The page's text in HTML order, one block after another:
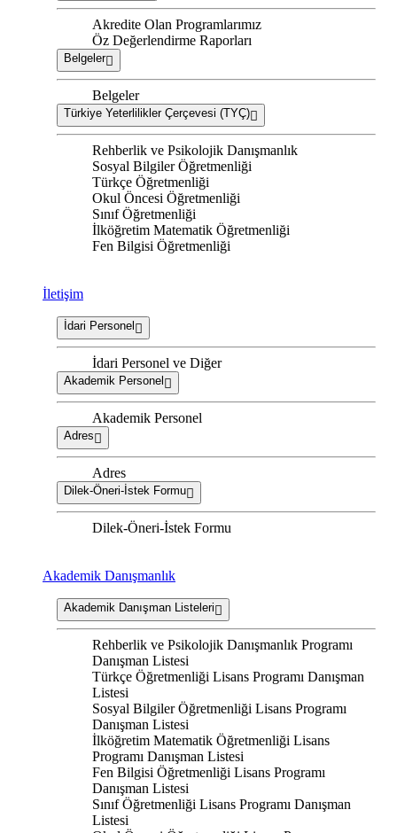
Akredite Olan Programlarımız
Öz Değerlendirme Raporları
Belgeler
Belgeler
Türkiye Yeterlilikler Çerçevesi (TYÇ)
Rehberlik ve Psikolojik Danışmanlık
Sosyal Bilgiler Öğretmenliği
Türkçe Öğretmenliği
Okul Öncesi Öğretmenliği
Sınıf Öğretmenliği
İlköğretim Matematik Öğretmenliği
Fen Bilgisi Öğretmenliği
İletişim
İdari Personel
İdari Personel ve Diğer
Akademik Personel
Akademik Personel
Adres
Adres
Dilek-Öneri-İstek Formu
Dilek-Öneri-İstek Formu
Akademik Danışmanlık
Akademik Danışman Listeleri
Rehberlik ve Psikolojik Danışmanlık Programı
Danışman Listesi
Türkçe Öğretmenliği Lisans Programı Danışman
Listesi
Sosyal Bilgiler Öğretmenliği Lisans Programı
Danışman Listesi
İlköğretim Matematik Öğretmenliği Lisans
Programı Danışman Listesi
Fen Bilgisi Öğretmenliği Lisans Programı
Danışman Listesi
Sınıf Öğretmenliği Lisans Programı Danışman
Listesi